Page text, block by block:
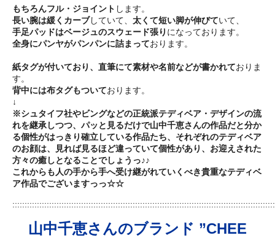
もちろんフル・ジョイント します。
長い腕は緩くカーブしていて、 太くて短い脚が伸びていて、
手足パッドはベージュのスウェード張り になっております。
全身にパンヤがパンパンに詰まっております。
紙タグが付いており、直筆にて素材や名前などが書かれておりま
す。
背中には布タグもついております。
↓
※シュタイフ社やビングなどの正統派テディベア・デザインの流
れを継承しつつ、パッと見るだけで山中千恵さんの作品だと分か
る個性がはっきり確立している作品たち、それぞれのテディベア
のお顔は、見れば見るほど違っていて個性があり、お迎えされた
方々の癒しとなることでしょうっ♪♪
これからも人の手から手へ受け継がれていくべき貴重なテディベ
ア作品でございますっっ☆☆
山中千恵さんのブランド ”CHEE